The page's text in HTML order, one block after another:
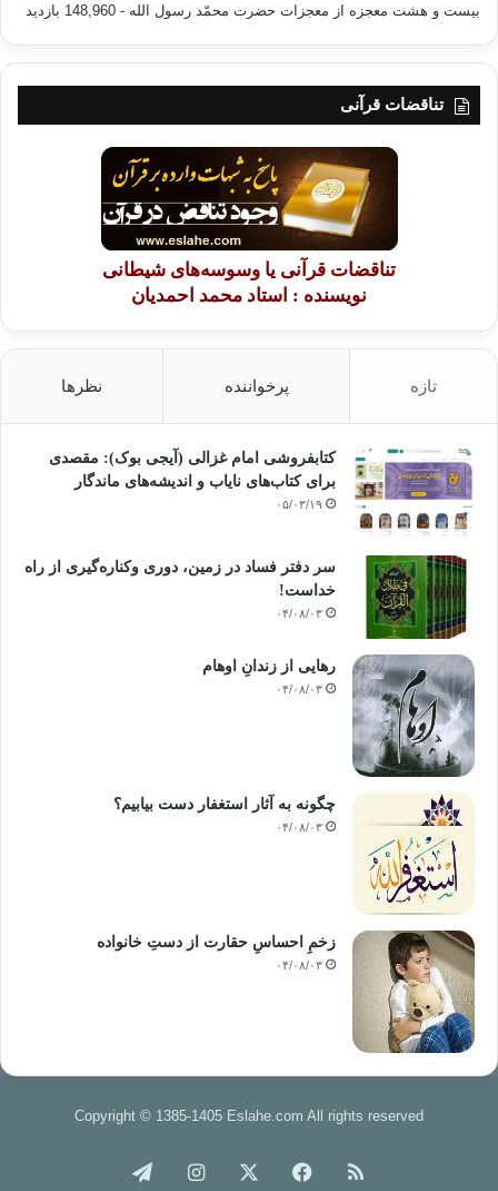
بیست و هشت معجزه از معجزات حضرت محمّد رسول الله - 148,960 بازدید
تناقضات قرآنی
تناقضات قرآنی یا وسوسه‌های شیطانی
نویسنده : استاد محمد احمدیان
تازه پرخواننده نظرها
کتابفروشی امام غزالی (آیجی بوک): مقصدی
برای کتاب‌های نایاب و اندیشه‌های ماندگار
۰۵/۰۳/۱۹
سر دفتر فساد در زمین‌، دوری وکناره‌گیری از راه
خداست‌!
۰۴/۰۸/۰۳
رهایی از زندانِ اوهام
۰۴/۰۸/۰۳
چگونه به آثار استغفار دست بیابیم؟
۰۴/۰۸/۰۳
زخمِ احساسِ حقارت از دستِ خانواده
۰۴/۰۸/۰۳
Copyright © 1385-1405 Eslahe.com All rights reserved
خوراک فیس اینستاگرام